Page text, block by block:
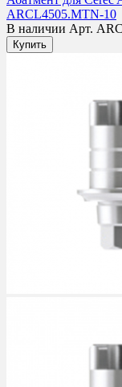
ARCL4505.MTN-10
В наличии Арт.
Купить